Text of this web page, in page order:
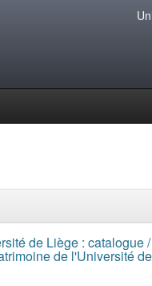
de Liège : catalogue
de l'Université